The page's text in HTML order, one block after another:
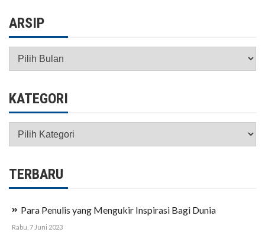
ARSIP
Arsip
KATEGORI
Kategori
TERBARU
Para Penulis yang Mengukir Inspirasi Bagi Dunia
Rabu, 7 Juni 2023